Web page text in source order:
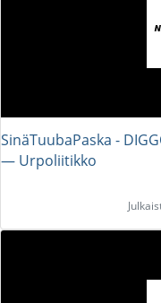
SinäTuubaPaska -
― Urpoliitikko